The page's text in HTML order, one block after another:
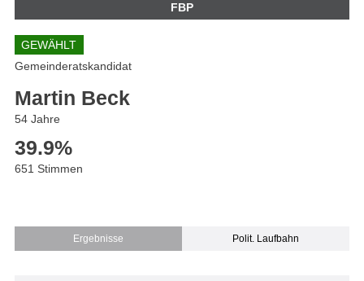
FBP
GEWÄHLT
Gemeinderatskandidat
Martin Beck
54 Jahre
39.9%
651 Stimmen
Ergebnisse Polit. Laufbahn